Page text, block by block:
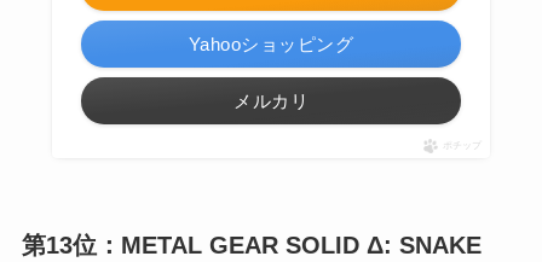
Yahooショッピング
メルカリ
ポチップ
第13位：METAL GEAR SOLID Δ: SNAKE